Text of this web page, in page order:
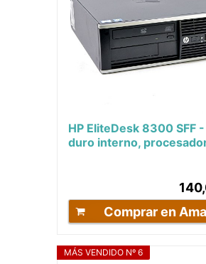
HP EliteDesk 8300 SFF
duro interno,
Comprar en
MÁS VENDIDO Nº 6